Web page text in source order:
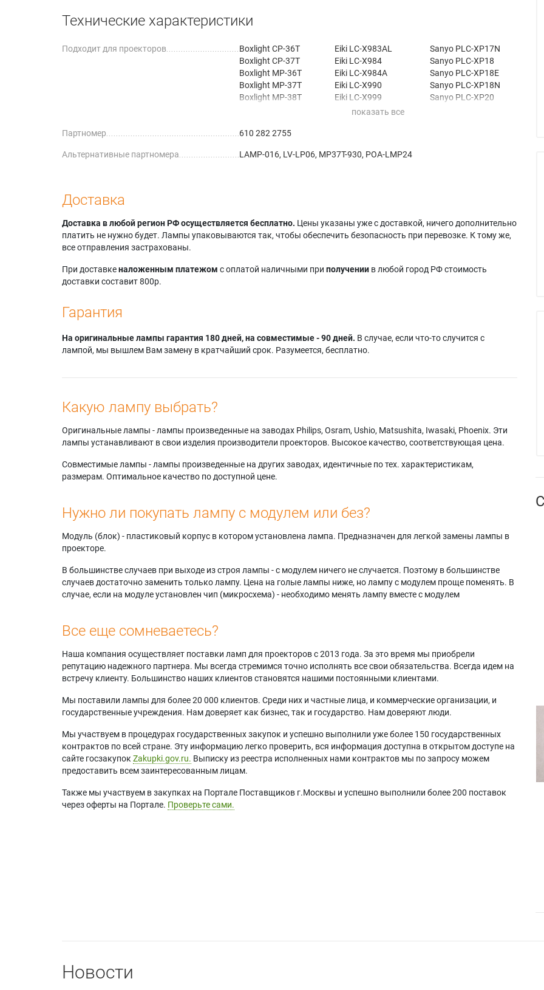
Технические характеристики
Подходит для проекторов
Boxlight CP-36T
Boxlight CP-37T
Boxlight MP-36T
Boxlight MP-37T
Boxlight MP-38T
Canon LV-7535
Canon LV-7535U
Eiki LC-X983AL
Eiki LC-X984
Eiki LC-X984A
Eiki LC-X990
Eiki LC-X999
Eiki LC-X999A
Proxima DP-9260+
Sanyo PLC-XP17N
Sanyo PLC-XP18
Sanyo PLC-XP18E
Sanyo PLC-XP18N
Sanyo PLC-XP20
Партномер 610 282 2755
Альтернативные партномера LAMP-016, LV-LP06, MP37T-930, POA-LMP24
Доставка
Доставка в любой регион РФ осуществляется бесплатно. Цены указаны уже с доставкой, ничего дополнительно
платить не нужно будет. Лампы упаковываются так, чтобы обеспечить безопасность при перевозке. К тому же,
все отправления застрахованы.
При доставкеналоженным платежом с оплатой наличными при получении в любой город РФ стоимость
доставки составит 800р.
Гарантия
На оригинальные лампы гарантия 180 дней, на совместимые - 90 дней. В случае, если что-то случится с
лампой, мы вышлем Вам замену в кратчайший срок. Разумеется, бесплатно.
Какую лампу выбрать?
Оригинальные лампы - лампы произведенные на заводах Philips, Osram, Ushio, Matsushita, Iwasaki, Phoenix. Эти
лампы устанавливают в свои изделия производители проекторов. Высокое качество, соответствующая цена.
Совместимые лампы - лампы произведенные на других заводах, идентичные по тех. характеристикам,
размерам. Оптимальное качество по доступной цене.
Нужно ли покупать лампу с модулем или без?
Модуль (блок) - пластиковый корпус в котором установлена лампа. Предназначен для легкой замены лампы в
проекторе.
В большинстве случаев при выходе из строя лампы - с модулем ничего не случается. Поэтому в большинстве
случаев достаточно заменить только лампу. Цена на голые лампы ниже, но лампу с модулем проще поменять. В
случае, если на модуле установлен чип (микросхема) - необходимо менять лампу вместе с модулем
Все еще сомневаетесь?
Наша компания осуществляет поставки ламп для проекторов с 2013 года. За это время мы приобрели
репутацию надежного партнера. Мы всегда стремимся точно исполнять все свои обязательства. Всегда идем на
встречу клиенту. Большинство наших клиентов становятся нашими постоянными клиентами.
Мы поставили лампы для более 20 000 клиентов. Среди них и частные лица, и коммерческие организации, и
государственные учреждения. Нам доверяет как бизнес, так и государство. Нам доверяют люди.
Мы участвуем в процедурах государственных закупок и успешно выполнили уже более 150 государственных
контрактов по всей стране. Эту информацию легко проверить, вся информация доступна в открытом доступе на
сайте госзакупок Zakupki.gov.ru. Выписку из реестра исполненных нами контрактов мы по запросу можем
предоставить всем заинтересованным лицам.
Также мы участвуем в закупках на Портале Поставщиков г.Москвы и успешно выполнили более 200 поставок
через оферты на Портале. Проверьте сами.
Новости